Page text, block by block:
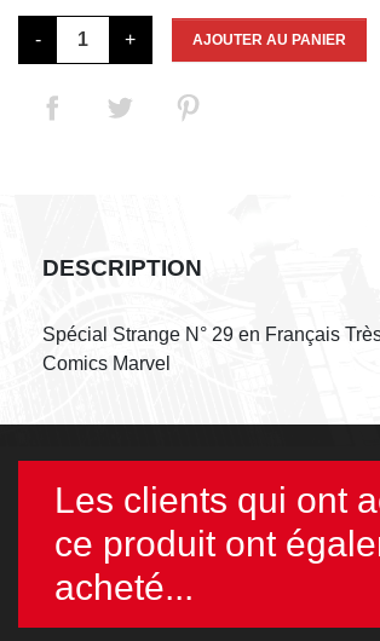
- + AJOUTER AU PANIER
DESCRIPTION
Spécial Strange N° 29 en Français
Comics Marvel
Les clients qui ont
ce produit ont
acheté...